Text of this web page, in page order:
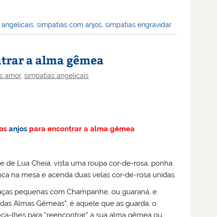
,simpatias com anjos,simpatias engravidar
a alma gêmea
amor, simpatias angelicais
anjospara encontrar a alma gêmea
de Lua Cheia, vista uma roupa cor-de-rosa, ponha
na mesa e acenda duas velas cor-de-rosa unidas.
pequenas com Champanhe, ou guaraná, e
Almas Gêmeas”, é aquele que as guarda; o
lhes para “reencontrar” a sua alma gêmea ou